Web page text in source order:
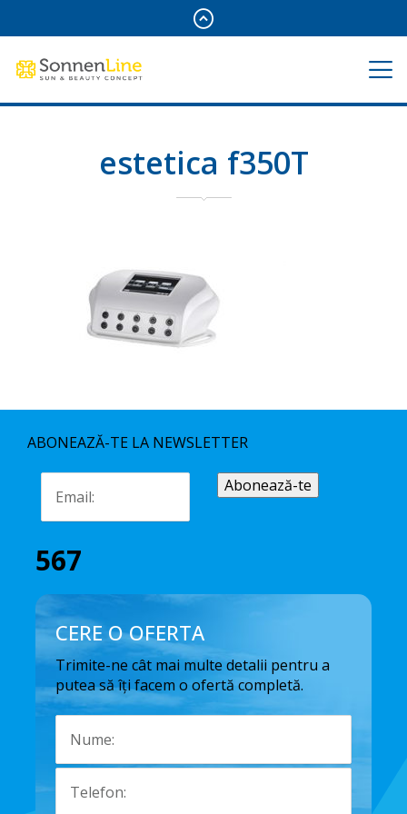
estetica f350T
ABONEAZĂ-TE LA NEWSLETTER
567
CERE O OFERTA
Trimite-ne cât mai multe detalii pentru a
putea să îți facem o ofertă completă.